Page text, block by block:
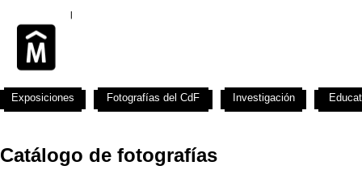
Catálogo de fotografías
Exposiciones Fotografías del CdF Investigación